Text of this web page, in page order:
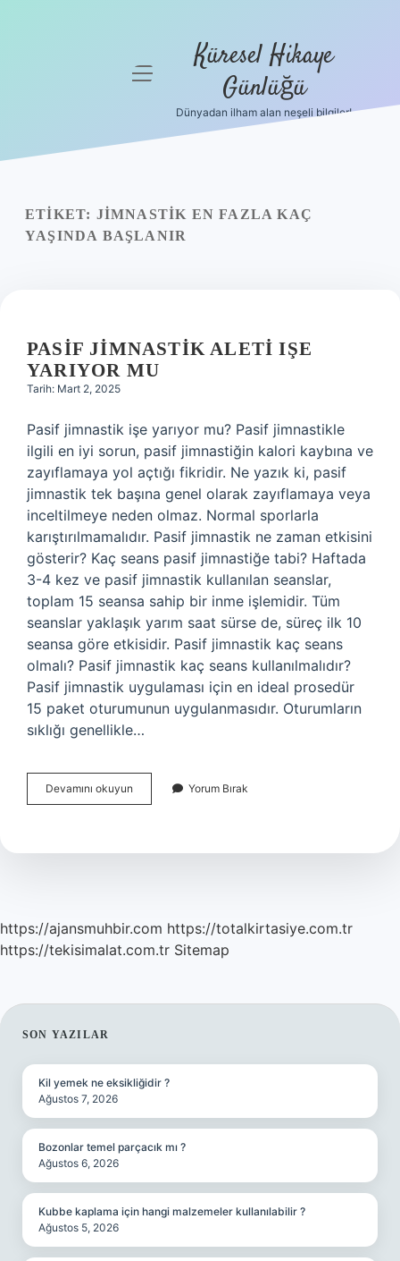
Yasal Uyarı
menüyü
Küresel Hikaye
Günlüğü
Dünyadan ilham alan neşeli bilgiler!
ETIKET: JIMNASTIK EN FAZLA KAÇ
YAŞINDA BAŞLANIR
PASIF JIMNASTIK ALETI IŞE
YARIYOR MU
Tarih: Mart 2, 2025
Pasif jimnastik işe yarıyor mu? Pasif jimnastikle
ilgili en iyi sorun, pasif jimnastiğin kalori kaybına ve
zayıflamaya yol açtığı fikridir. Ne yazık ki, pasif
jimnastik tek başına genel olarak zayıflamaya veya
inceltilmeye neden olmaz. Normal sporlarla
karıştırılmamalıdır. Pasif jimnastik ne zaman etkisini
gösterir? Kaç seans pasif jimnastiğe tabi? Haftada
3-4 kez ve pasif jimnastik kullanılan seanslar,
toplam 15 seansa sahip bir inme işlemidir. Tüm
seanslar yaklaşık yarım saat sürse de, süreç ilk 10
seansa göre etkisidir. Pasif jimnastik kaç seans
olmalı? Pasif jimnastik kaç seans kullanılmalıdır?
Pasif jimnastik uygulaması için en ideal prosedür
15 paket oturumunun uygulanmasıdır. Oturumların
sıklığı genellikle…
Devamını okuyun
Jimnastik
Yarıyor
Yorum Bırak
https://ajansmuhbir.com https://totalkirtasiye.com.tr
https://tekisimalat.com.tr Sitemap
SIDEBAR
SON YAZILAR
Kil yemek ne eksikliğidir ?
Ağustos 7, 2026
Bozonlar temel parçacık mı ?
Ağustos 6, 2026
Kubbe kaplama için hangi malzemeler kullanılabilir ?
Ağustos 5, 2026